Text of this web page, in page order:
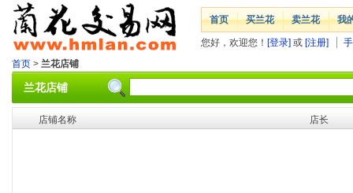
首页 买兰花 卖兰花 我
您好，欢迎您！ [登录] 或 [注册]
首页 > 兰花店铺
兰花店铺
店铺名称 店长